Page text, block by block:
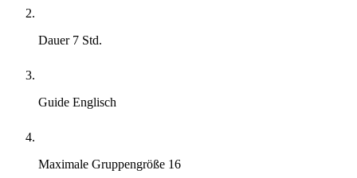
Dauer 7 Std.
Guide Englisch
Maximale Gruppengröße 16